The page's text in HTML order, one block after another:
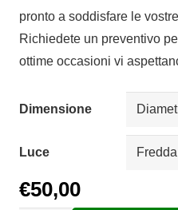
a
pronto a soddisfare le
Richiedete un preventivo
ottime occasioni vi
Dimensione
Luce
€50,00